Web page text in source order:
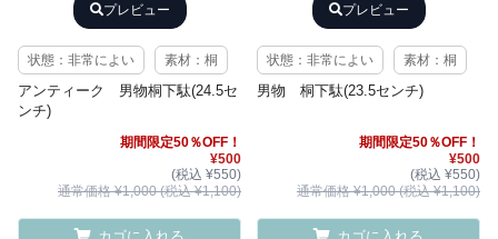
プレビュー
状態：非常によい 素材：桐
アンティーク 男物桐下駄(24.5セ
ンチ)
期間限定50％OFF！
¥500
(税込 ¥550)
通常価格 ¥1,000 (税込 ¥1,100)
プレビュー
状態：非常によい 素材：桐
男物 桐下駄(23.5センチ)
期間限定50％OFF！
¥500
(税込 ¥550)
通常価格 ¥1,000 (税込 ¥1,100)